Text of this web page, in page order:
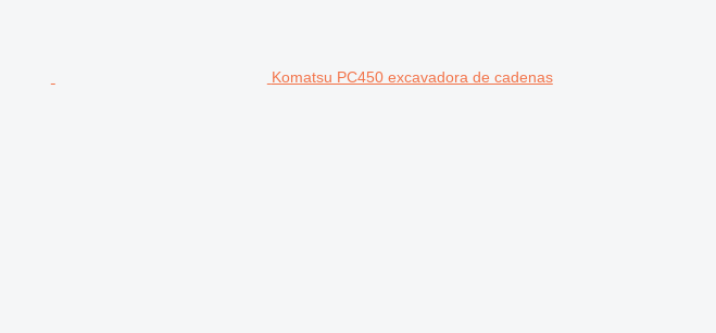
Komatsu PC450 excavadora de cadenas